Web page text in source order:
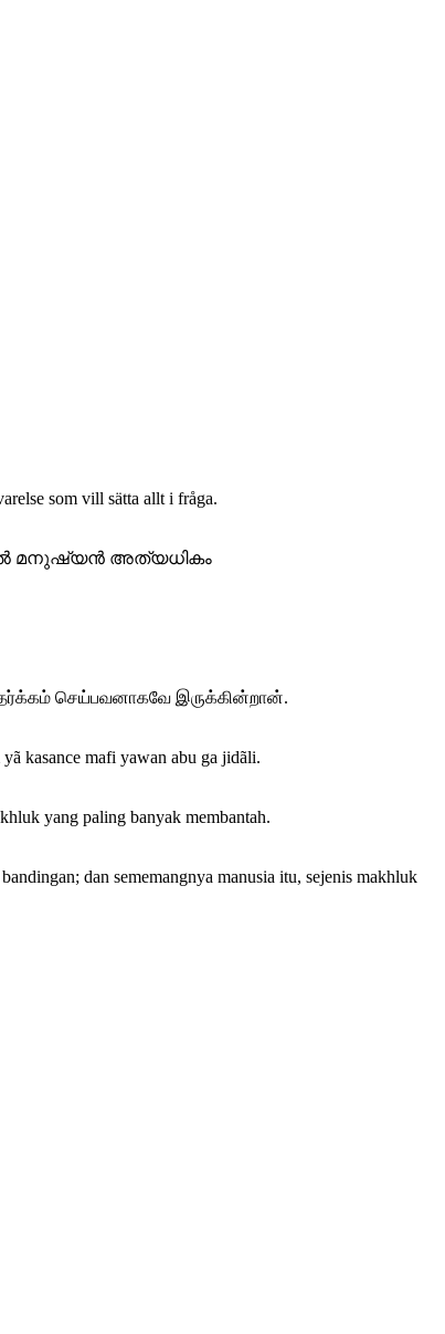
som vill sätta allt i fråga.
മനുഷ്യന്‍ അത്യധികം
செய்பவனாகவே இருக்கின்றான்.
kasance mafi yawan abu ga jidãli.
yang paling banyak membantah.
dan sememangnya manusia itu, sejenis makhluk